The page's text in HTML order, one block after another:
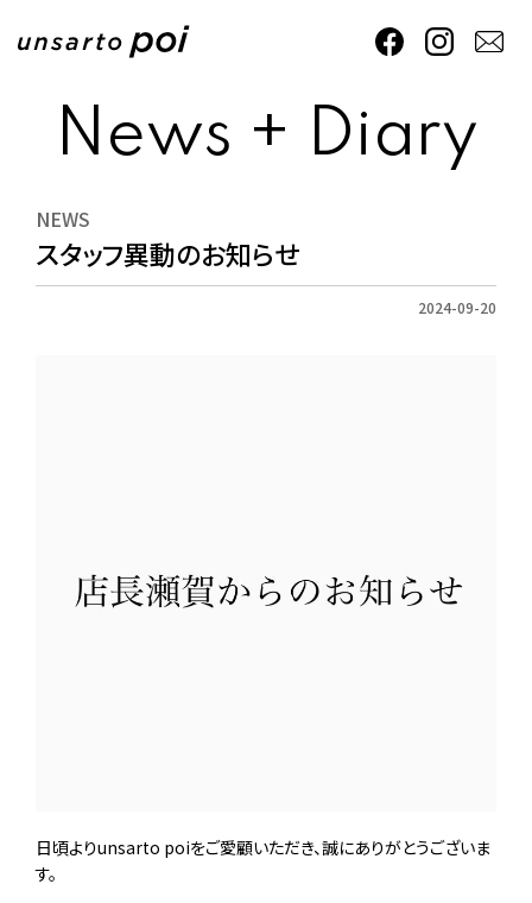
News + Diary
NEWS
スタッフ異動のお知らせ
2024-09-20
日頃よりunsarto poiをご愛顧いただき、誠にありがとうございま
す。